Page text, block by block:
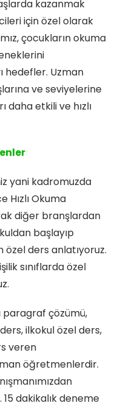
kazanmak
için özel olarak
çocukların okuma
hedefler. Uzman
ve seviyelerine
daha etkili ve hızlı
yani kadromuzda
Okuma
diğer branşlardan
başlayıp
ders anlatıyoruz.
sınıflarda özel
paragraf çözümü,
ilkokul özel ders,
veren
öğretmenlerdir.
dakikalık deneme